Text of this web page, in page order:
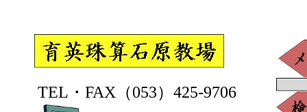
TEL・FAX（053）425-9706